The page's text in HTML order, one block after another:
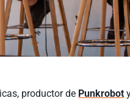
productor de Punkrobot